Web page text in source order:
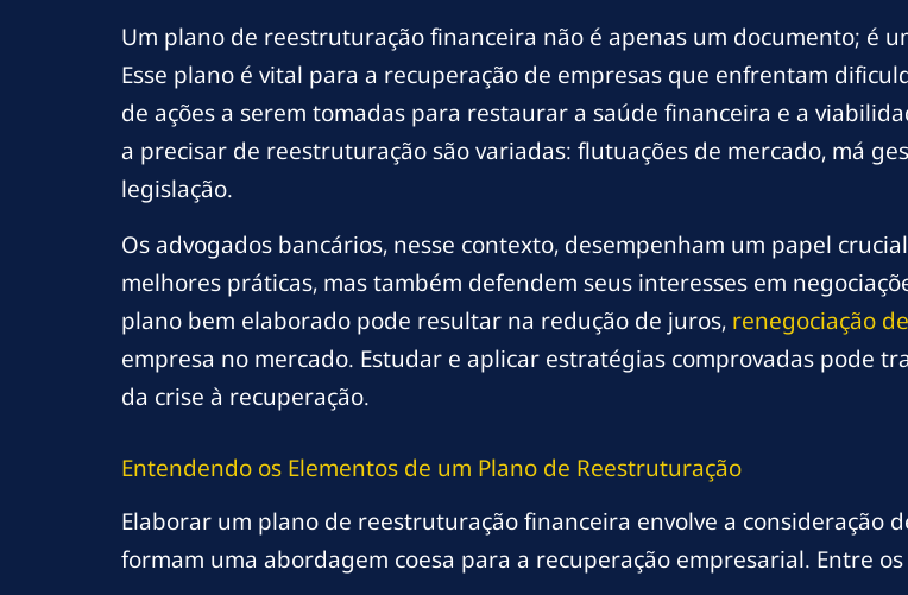
Um plano de reestruturação financeira não é apenas um documento; é
Esse plano é vital para a recuperação de empresas que enfrentam
de ações a serem tomadas para restaurar a saúde financeira e a
a precisar de reestruturação são variadas: flutuações de mercado, má
legislação.
Os advogados bancários, nesse contexto, desempenham um papel
melhores práticas, mas também defendem seus interesses em
plano bem elaborado pode resultar na redução de juros, renegociação
empresa no mercado. Estudar e aplicar estratégias comprovadas pode
da crise à recuperação.
Entendendo os Elementos de um Plano de Reestruturação
Elaborar um plano de reestruturação financeira envolve a consideração
formam uma abordagem coesa para a recuperação empresarial. Entre